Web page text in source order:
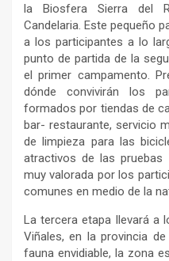
la Biosfera Sierra del
Candelaria. Este pequeño
a los participantes a lo
punto de partida de la
el primer campamento.
dónde convivirán los
formados por tiendas de
bar- restaurante, servicio
de limpieza para las
atractivos de las pruebas
muy valorada por los
comunes en medio de la
La tercera etapa llevará a
Viñales, en la provincia
fauna envidiable, la zona